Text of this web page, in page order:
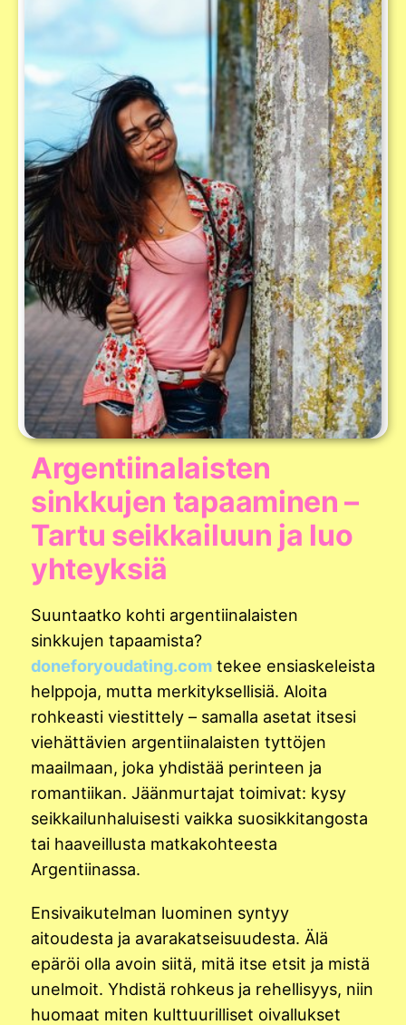
Argentiinalaisten
sinkkujen tapaaminen –
Tartu seikkailuun ja luo
yhteyksiä
Suuntaatko kohti argentiinalaisten
sinkkujen tapaamista?
doneforyoudating.com tekee ensiaskeleista
helppoja, mutta merkityksellisiä. Aloita
rohkeasti viestittely – samalla asetat itsesi
viehättävien argentiinalaisten tyttöjen
maailmaan, joka yhdistää perinteen ja
romantiikan. Jäänmurtajat toimivat: kysy
seikkailunhaluisesti vaikka suosikkitangosta
tai haaveillusta matkakohteesta
Argentiinassa.
Ensivaikutelman luominen syntyy
aitoudesta ja avarakatseisuudesta. Älä
epäröi olla avoin siitä, mitä itse etsit ja mistä
unelmoit. Yhdistä rohkeus ja rehellisyys, niin
huomaat miten kulttuurilliset oivallukset